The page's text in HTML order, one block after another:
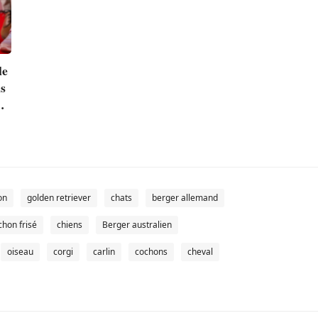
golden retriever chats berger allemand
frisé chiens Berger australien
oiseau corgi carlin cochons cheval